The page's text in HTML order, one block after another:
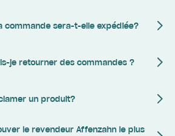
commande sera-t-elle expédiée?
je retourner des commandes ?
un produit?
le revendeur Affenzahn le plus